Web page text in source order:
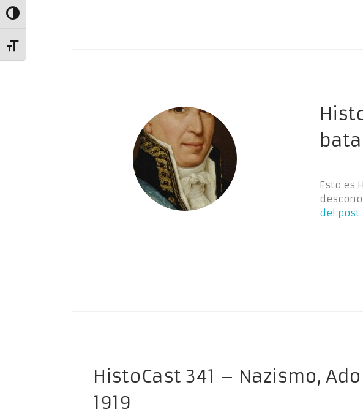
Alternar alto contraste
Alternar tamaño de letra
Esto es
del post
HistoCast 341 – Nazismo,
1919